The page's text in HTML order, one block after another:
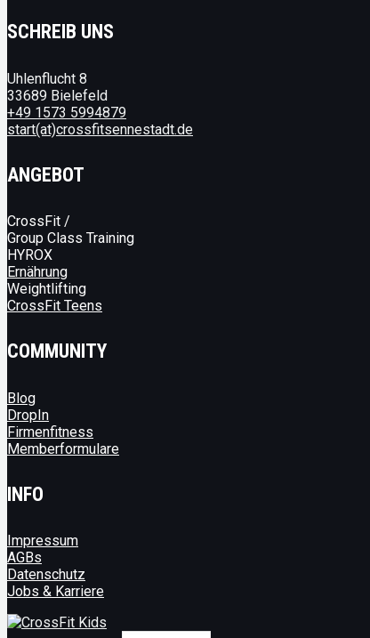
SCHREIB UNS
Uhlenflucht 8
33689 Bielefeld
+49 1573 5994879
start(at)crossfitsennestadt.de
ANGEBOT
CrossFit /
Group Class Training
HYROX
Ernährung
Weightlifting
CrossFit Teens
COMMUNITY
Blog
DropIn
Firmenfitness
Memberformulare
INFO
Impressum
AGBs
Datenschutz
Jobs & Karriere